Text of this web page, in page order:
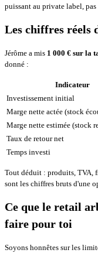
puissant au private label, pas
Les chiffres réels
Jérôme a mis 1 000 € sur la
donné :
Indicateur
Investissement initial
Marge nette actée (stock
Marge nette estimée (stock
Taux de retour net
Temps investi
Tout déduit : produits, TVA,
sont les chiffres bruts d'une
Ce que le retail
faire pour toi
Soyons honnêtes sur les